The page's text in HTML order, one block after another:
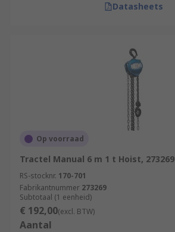
Datasheets
Op voorraad
Tractel Manual 6 m 1 t Hoist, 273269
RS-stocknr. 170-701
Fabrikantnummer 273269
Subtotaal (1 eenheid)
€ 192,00(excl. BTW)
Aantal